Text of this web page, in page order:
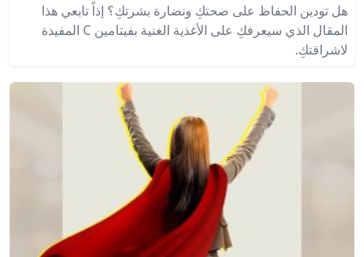
هل تودين الحفاظ على صحتكِ ونضارة بشرتكِ؟ إذاً تابعي هذا
المقال الذي سيعرفكِ على الأغذية الغنية بفيتامين C المفيدة
لاشراقتكِ.